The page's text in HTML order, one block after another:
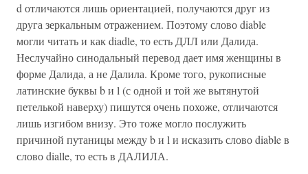
d отличаются лишь ориентацией, получаются друг из
друга зеркальным отражением. Поэтому слово diable
могли читать и как diadle, то есть ДЛЛ или Далида.
Неслучайно синодальный перевод дает имя женщины в
форме Далида, а не Далила. Кроме того, рукописные
латинские буквы b и l (с одной и той же вытянутой
петелькой наверху) пишутся очень похоже, отличаются
лишь изгибом внизу. Это тоже могло послужить
причиной путаницы между b и l и исказить слово diable в
слово dialle, то есть в ДАЛИЛА.